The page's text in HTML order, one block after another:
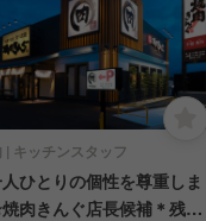
| キッチンスタッフ
人ひとりの個性を尊重しま
焼肉きんぐ店長候補＊残業